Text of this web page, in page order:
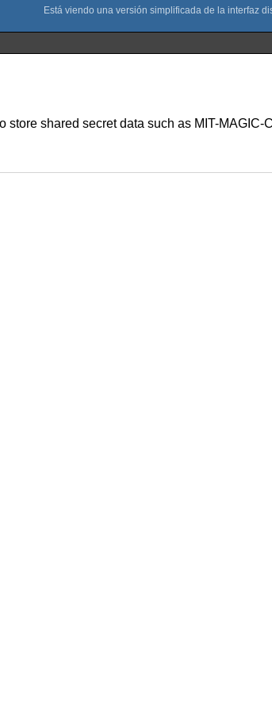
shared secret data such as MIT-MAGIC-